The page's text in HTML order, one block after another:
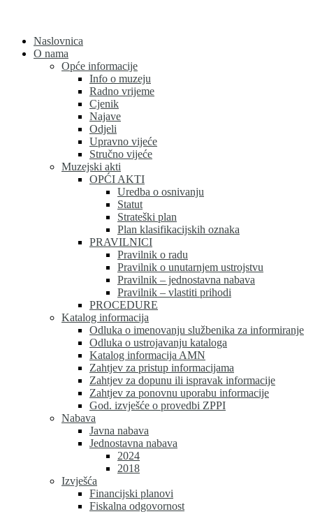
contentNaslovnica
O nama
Opće informacije
Info o muzeju
Radno vrijeme
Cjenik
Najave
Odjeli
Upravno vijeće
Stručno vijeće
Muzejski akti
OPĆI AKTI
Uredba o osnivanju
Statut
Strateški plan
Plan klasifikacijskih oznaka
PRAVILNICI
Pravilnik o radu
Pravilnik o unutarnjem ustrojstvu
Pravilnik – jednostavna nabava
Pravilnik – vlastiti prihodi
PROCEDURE
Katalog informacija
Odluka o imenovanju službenika za informiranje
Odluka o ustrojavanju kataloga
Katalog informacija AMN
Zahtjev za pristup informacijama
Zahtjev za dopunu ili ispravak informacije
Zahtjev za ponovnu uporabu informacije
God. izvješće o provedbi ZPPI
Nabava
Javna nabava
Jednostavna nabava
2024
2018
Izvješća
Financijski planovi
Fiskalna odgovornost